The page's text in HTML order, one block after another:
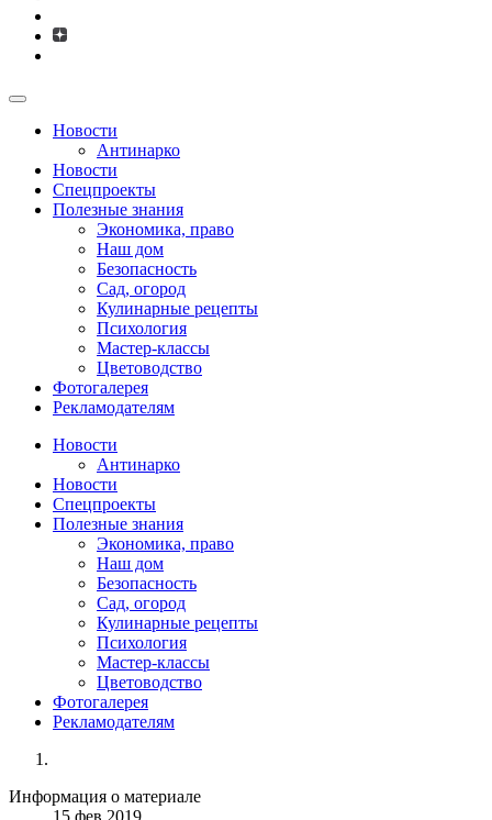
Новости
Антинарко
Новости
Спецпроекты
Полезные знания
Экономика, право
Наш дом
Безопасность
Сад, огород
Кулинарные рецепты
Психология
Мастер-классы
Цветоводство
Фотогалерея
Рекламодателям
Новости
Антинарко
Новости
Спецпроекты
Полезные знания
Экономика, право
Наш дом
Безопасность
Сад, огород
Кулинарные рецепты
Психология
Мастер-классы
Цветоводство
Фотогалерея
Рекламодателям
Информация о материале